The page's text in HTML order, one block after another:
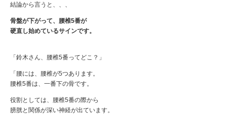
結論から言うと、、、
骨盤が下がって、腰椎5番が
硬直し始めているサインです。
「鈴木さん、腰椎5番ってどこ？」
「腰には、腰椎が5つあります。
腰椎5番は、一番下の骨です。
役割としては、腰椎5番の際から
膀胱と関係が深い神経が出ています。